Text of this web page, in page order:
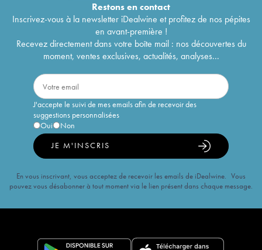
Restons encontact
Inscrivez-vous à la newsletter iDealwine et profitez de nos pépites
en avant-première !
Recevez directement dans votre boîte mail : nos découvertes du
moment, ventes exclusives, actualités, analyses...
J'accepte le suivi de mes emails afin de recevoir des
suggestions personnalisées
Oui
Non
JE M'INSCRIS
En vous inscrivant, vous acceptez de recevoir les emails de iDealwine. Vous
pouvez vous désabonner à tout moment via le lien présent dans chaque message.